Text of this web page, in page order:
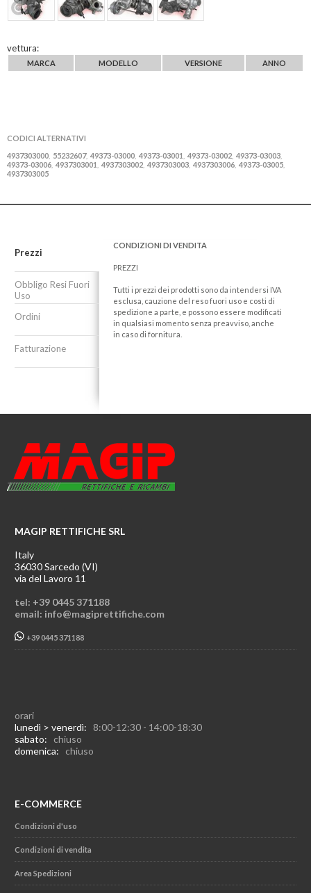
vettura:
MARCA MODELLO VERSIONE ANNO
CODICI ALTERNATIVI
4937303000 55232607, 49373-03000 49373-03001 49373-03002 49373-03003
49373-03006 4937303001 4937303002 4937303003 4937303006 49373-03005
4937303005
Prezzi
Obbligo Resi Fuori
Uso
Ordini
Fatturazione
CONDIZIONI DI VENDITA
PREZZI
Tutti i prezzi dei prodotti sono da intendersi IVA
esclusa, cauzione del reso fuori uso e costi di
spedizione a parte, e possono essere modificati
in qualsiasi momento senza preavviso, anche
in caso di fornitura.
MAGIP RETTIFICHE SRL
Italy
36030 Sarcedo (VI)
via del Lavoro 11
tel: +39 0445 371188
email: info@magiprettifiche.com
+39 0445 371188
orari
lunedì > venerdì: 8:00-12:30 - 14:00-18:30
sabato: chiuso
domenica: chiuso
E-COMMERCE
Condizioni d'uso
Condizioni di vendita
Area Spedizioni